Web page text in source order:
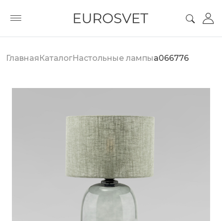
ГлавнаяКаталогНастольные лампыa066776